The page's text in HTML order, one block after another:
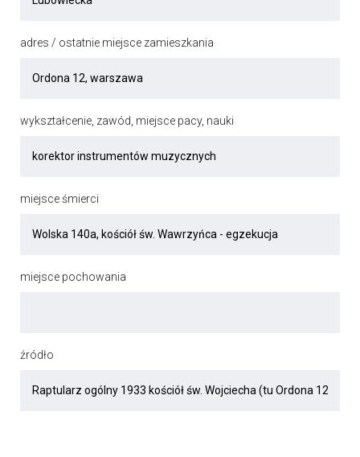
adres / ostatnie miejsce zamieszkania
wykształcenie, zawód, miejsce pacy, nauki
miejsce śmierci
miejsce pochowania
źródło